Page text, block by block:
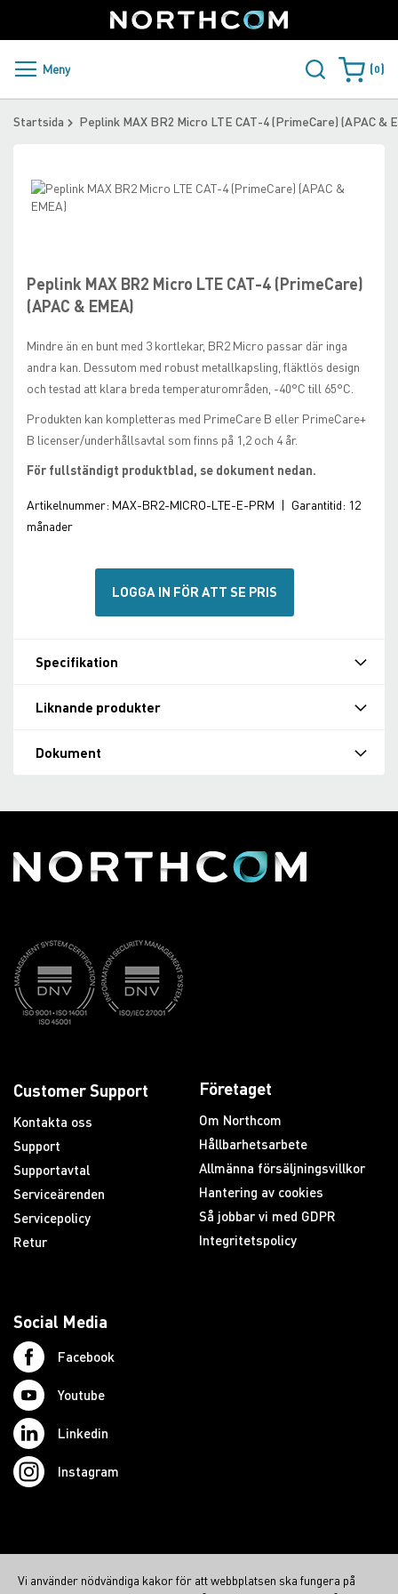
to
Content
Sweden
PRODUKTER OCH LÖSNINGAR
ÅTERFÖRSÄLJARE
LADDA NER
Meny Varukorgen
0
Startsida Peplink MAX BR2 Micro LTE CAT-4 (PrimeCare) (APAC &
Peplink MAX BR2 Micro LTE CAT-4 (PrimeCare)
(APAC & EMEA)
Mindre än en bunt med 3 kortlekar, BR2 Micro passar där inga
andra kan. Dessutom med robust metallkapsling, fläktlös design
och testad att klara breda temperaturområden, -40°C till 65°C.
Produkten kan kompletteras med PrimeCare B eller PrimeCare+
B licenser/underhållsavtal som finns på 1,2 och 4 år.
För fullständigt produktblad, se dokument nedan.
Artikelnummer: MAX-BR2-MICRO-LTE-E-PRM | Garantitid: 12
månader
LOGGA IN FÖR ATT SE PRIS
Skip
to
the
images
gallery
beginning
of
the
gallery
Specifikation
Liknande produkter
Dokument
Customer Support
Kontakta oss
Support
Supportavtal
Serviceärenden
Servicepolicy
Retur
Företaget
Om Northcom
Hållbarhetsarbete
Allmänna försäljningsvillkor
Hantering av cookies
Så jobbar vi med GDPR
Integritetspolicy
Social Media
Facebook
Youtube
Linkedin
Instagram
northcom.no
Vi använder nödvändiga kakor för att webbplatsen ska fungera på